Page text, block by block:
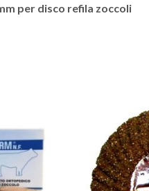
per disco refila zoccoli